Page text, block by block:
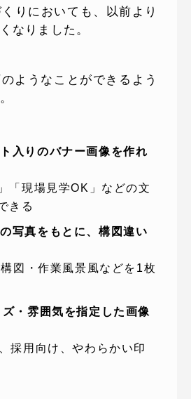
りにおいても、以前より
なりました。
ようなことができるよう
入りのバナー画像を作れ
「現場見学OK」などの文
きる
写真をもとに、構図違い
図・作業風景風などを1枚
・雰囲気を指定した画像
採用向け、やわらかい印